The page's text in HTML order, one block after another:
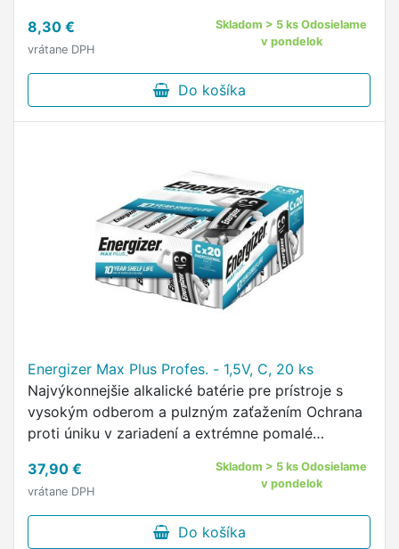
8,30 €
vrátane DPH
Skladom > 5 ks Odosielame
v pondelok
Do košíka
Energizer Max Plus Profes. - 1,5V, C, 20 ks
Najvýkonnejšie alkalické batérie pre prístroje s
vysokým odberom a pulzným zaťažením Ochrana
proti úniku v zariadení a extrémne pomalé
MN1400) v balení po 20 ks …
37,90 €
vrátane DPH
Skladom > 5 ks Odosielame
v pondelok
Do košíka